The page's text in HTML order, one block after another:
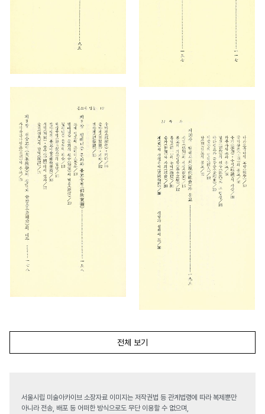
전체 보기
서울시립 미술아카이브 소장자료 이미지는 저작권법 등 관계법령에 따라 복제뿐만
아니라 전송, 배포 등 어떠한 방식으로도 무단 이용할 수 없으며,